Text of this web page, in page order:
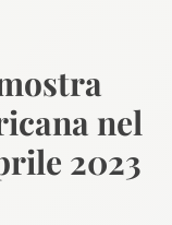
nel
2023